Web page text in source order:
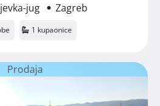
jug
Zagreb
1 kupaonice
Prodaja